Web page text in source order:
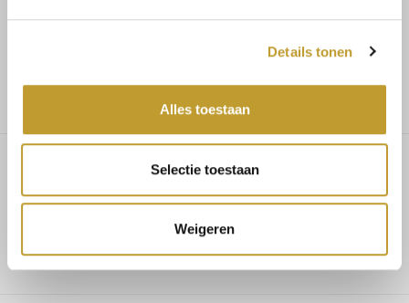
Details tonen
Alles toestaan
Selectie toestaan
Weigeren
Gratis verzending vanaf €75,-
Alina blouse beige